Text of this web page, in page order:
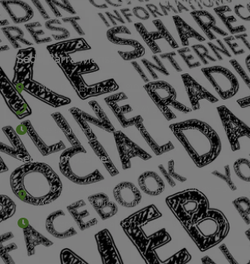
Sede Barra Mansa
Rua Rio Branco, nº107 (2º andar), Centro -
(24) 3323-2848 ou (24) 3323-2500
De segunda à sexta-feira , das 9h às 17h.
Sede Campestre:
Estrada Governador Chagas Freitas –
Antônio – Barra Mansa
De terça-feira a domingo, das 9h às 17h